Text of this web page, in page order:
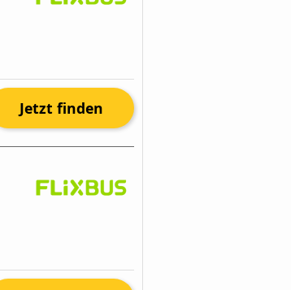
Jetzt finden